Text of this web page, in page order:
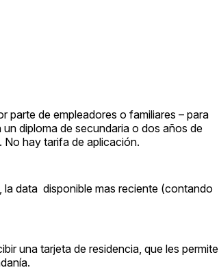
parte de empleadores o familiares – para
diploma de secundaria o dos años de
No hay tarifa de aplicación.
la data disponible mas reciente (contando
una tarjeta de residencia, que les permite